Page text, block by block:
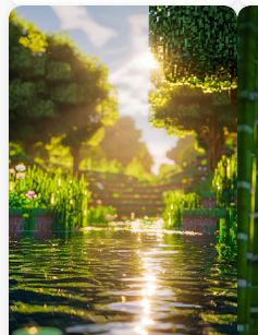
sereen wateroppervlak. Perfecte hoge
resolutie achtergrond voor Minecraft-
liefhebbers.